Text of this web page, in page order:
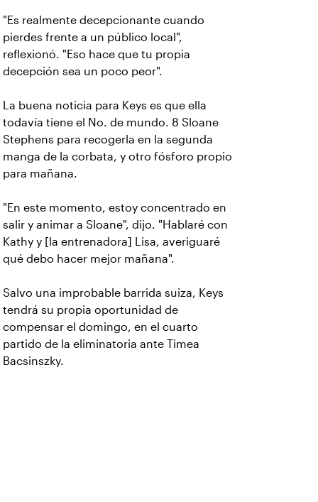
"Es realmente decepcionante cuando
pierdes frente a un público local",
reflexionó. "Eso hace que tu propia
decepción sea un poco peor".
La buena noticia para Keys es que ella
todavía tiene el No. de mundo. 8 Sloane
Stephens para recogerla en la segunda
manga de la corbata, y otro fósforo propio
para mañana.
"En este momento, estoy concentrado en
salir y animar a Sloane", dijo. "Hablaré con
Kathy y [la entrenadora] Lisa, averiguaré
qué debo hacer mejor mañana".
Salvo una improbable barrida suiza, Keys
tendrá su propia oportunidad de
compensar el domingo, en el cuarto
partido de la eliminatoria ante Timea
Bacsinszky.